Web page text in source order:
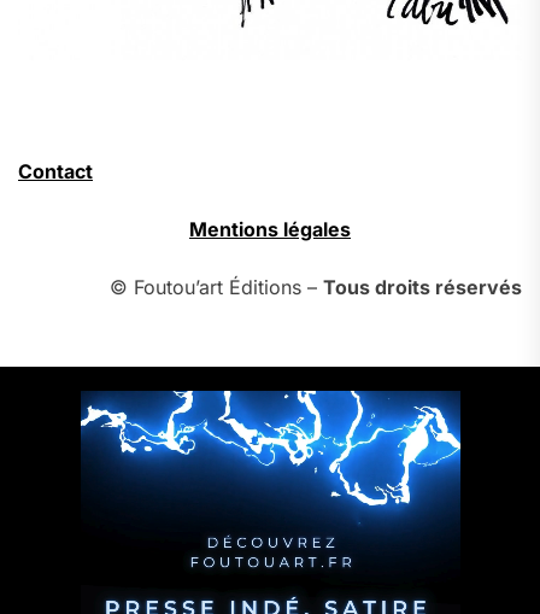
Contact
Mentions légales
© Foutou’art Éditions – Tous droits réservés